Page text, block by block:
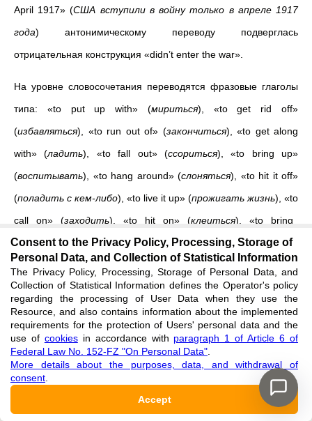
April 1917» (США вступили в войну только в апреле 1917
года) антонимическому переводу подверглась
отрицательная конструкция «didn’t enter the war».
На уровне словосочетания переводятся фразовые глаголы
типа: «to put up with» (мириться), «toget rid off»
(избавляться), «torun out of» (закончиться), «to get along
with» (ладить), «tofall out» (ссориться), «to bring up»
(воспитывать), «tohang around» (слоняться), «tohit it off»
(поладить с кем-либо), «to live it up» (прожигать жизнь), «to
call on» (заходить), «to hit on» (клеиться), «to bring
together» (объединять), «to tell off» (отчитать кого-либо) и
т.п.
Машинный перевод в основном справляется с переводом
фразеологем, но иногда перевод некоторых
терминологических словосочетаний вызывает у него
трудности вследствие тенденции английского языка к
предельной краткости, подчас в ущерб передачи смысла.
«bomb sitter» номинирует
Consent to the Privacy Policy, Processing, Storage of
Personal Data, and Collection of Statistical Information
The Privacy Policy, Processing, Storage of Personal Data, and
Collection of Statistical Information defines the Operator's policy
regarding the processing of User Data when they use the
Resource, and also contains information about the implemented
requirements for the protection of Users' personal data and the
use of cookiesin accordance with paragraph 1 of Article 6 of
Federal Law No. 152-FZ "On Personal Data"
More details about the purposes, data, and withdrawal of
consent
Accept